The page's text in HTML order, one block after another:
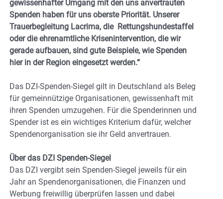
gewissenhafter Umgang mit den uns anvertrauten
Spenden haben für uns oberste Priorität. Unserer
Trauerbegleitung Lacrima, die Rettungshundestaffel
oder die ehrenamtliche Krisenintervention, die wir
gerade aufbauen, sind gute Beispiele, wie Spenden
hier in der Region eingesetzt werden.“
Das DZI-Spenden-Siegel gilt in Deutschland als Beleg
für gemeinnützige Organisationen, gewissenhaft mit
ihren Spenden umzugehen. Für die Spenderinnen und
Spender ist es ein wichtiges Kriterium dafür, welcher
Spendenorganisation sie ihr Geld anvertrauen.
Über das DZI Spenden-Siegel
Das DZI vergibt sein Spenden-Siegel jeweils für ein
Jahr an Spendenorganisationen, die Finanzen und
Werbung freiwillig überprüfen lassen und dabei